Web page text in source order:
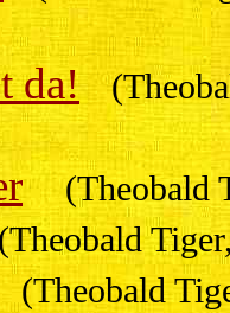
da!
(Theobald
(Theobald
(Theobald